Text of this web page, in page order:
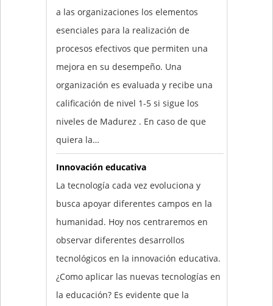
a las organizaciones los elementos
esenciales para la realización de
procesos efectivos que permiten una
mejora en su desempeño. Una
organización es evaluada y recibe una
calificación de nivel 1-5 si sigue los
niveles de Madurez . En caso de que
quiera la…
Innovación educativa
La tecnología cada vez evoluciona y
busca apoyar diferentes campos en la
humanidad. Hoy nos centraremos en
observar diferentes desarrollos
tecnológicos en la innovación educativa.
¿Como aplicar las nuevas tecnologías en
la educación? Es evidente que la